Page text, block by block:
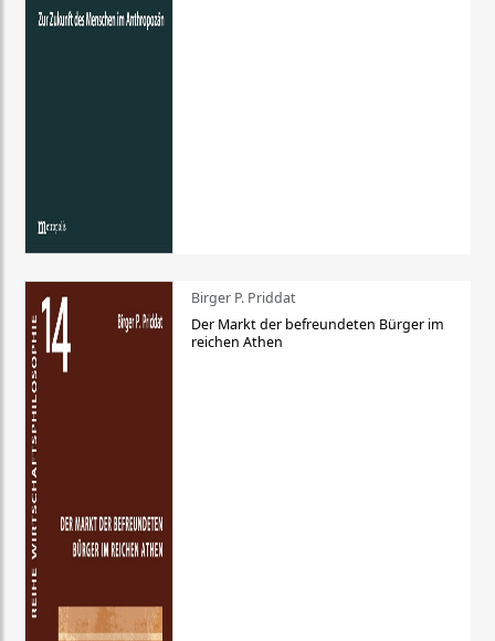
Birger P. Priddat
Der Markt der befreundeten Bürger im
reichen Athen